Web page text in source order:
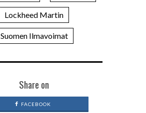
Lockheed Martin
Suomen Ilmavoimat
Share on
FACEBOOK